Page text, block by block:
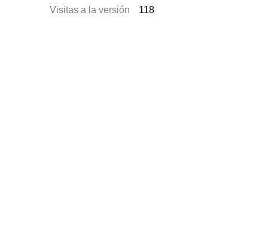
Visitas a la versión
118